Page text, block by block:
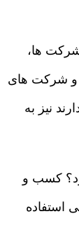
شرکت ها،
و شرکت های
نیز به
کسب و
استفاده